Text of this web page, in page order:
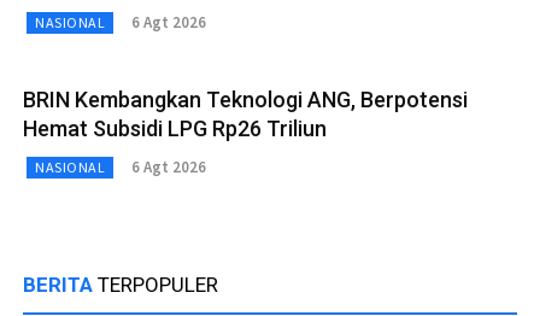
NASIONAL 6 Agt 2026
BRIN Kembangkan Teknologi ANG, Berpotensi
Hemat Subsidi LPG Rp26 Triliun
NASIONAL 6 Agt 2026
BERITA TERPOPULER